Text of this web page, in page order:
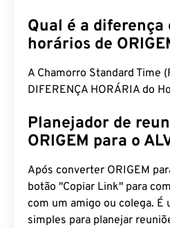
Qual é a diferença
horários de
A Chamorro Standard Time
DIFERENÇA HORÁRIA do
Planejador de
ORIGEM para o
Após converter ORIGEM
botão "Copiar Link" para
com um amigo ou colega. É
simples para planejar